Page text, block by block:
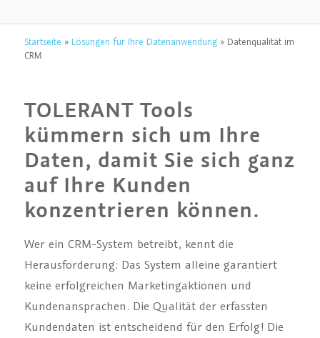
Startseite » Lösungen für Ihre Datenanwendung» Datenqualität im
CRM
TOLERANT Tools
kümmern sich um Ihre
Daten, damit Sie sich ganz
auf Ihre Kunden
konzentrieren können.
Wer ein CRM-System betreibt, kennt die
Herausforderung: Das System alleine garantiert
keine erfolgreichen Marketingaktionen und
Kundenansprachen. Die Qualität der erfassten
Kundendaten ist entscheidend für den Erfolg! Die